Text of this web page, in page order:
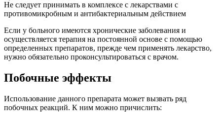
Не следует принимать в комплексе с лекарствами с
противомикробным и антибактериальным действием
Если у больного имеются хронические заболевания и
осуществляется терапия на постоянной основе с помощью
определенных препаратов, прежде чем применять лекарство,
нужно обязательно проконсультироваться с врачом.
Побочные эффекты
Использование данного препарата может вызвать ряд
побочных реакций. К ним можно причислить: